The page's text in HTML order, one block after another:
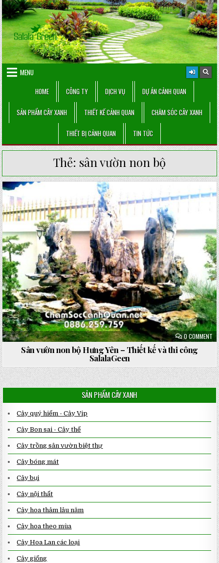
Skip
to
content
MENU
HOME
CÔNG TY DỊCH VỤ DỰ ÁN CẢNH QUAN
SẢN PHẨM CÂY XANH THIẾT KẾ CẢNH QUAN CHĂM SÓC CÂY XANH
THIẾT BỊ CẢNH QUAN TIN TỨC
Thẻ: sân vườn non bộ
0 COMMENTON
BỘ
–
KẾ
VÀ
Posted
Sân vườn non bộ Hưng Yên – Thiết kế và thi công
SalalaGeen
SẢN PHẨM CÂY XANH
Cây quý hiếm - Cây Vip
Cây Bon sai - Cây thế
Cây trồng sân vườn biệt thự
Cây bóng mát
Cây bụi
Cây nội thất
Cây hoa thảm lâu năm
Cây hoa theo mùa
Cây Hoa Lan các loại
Cây giống